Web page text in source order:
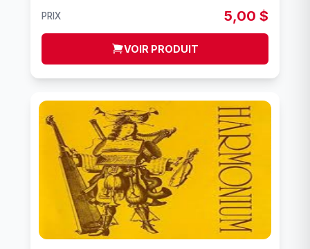
PRIX 5,00 $
VOIR PRODUIT